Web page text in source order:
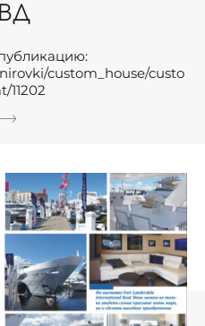
custom_house/custo
11202